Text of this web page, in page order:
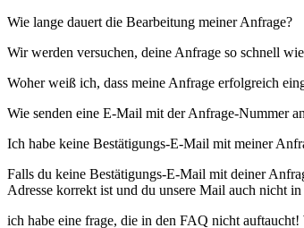
Wie lange dauert die Bearbeitung meiner Anfrage?
Wir werden versuchen, deine Anfrage so schnell
Woher weiß ich, dass meine Anfrage erfolgreich
Wie senden eine E-Mail mit der Anfrage-Nummer
Ich habe keine Bestätigungs-E-Mail mit meiner
Falls du keine Bestätigungs-E-Mail mit deiner
Adresse korrekt ist und du unsere Mail auch nicht
ich habe eine frage, die in den FAQ nicht auftaucht!